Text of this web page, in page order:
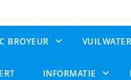
BROYEUR
INFORMATIE